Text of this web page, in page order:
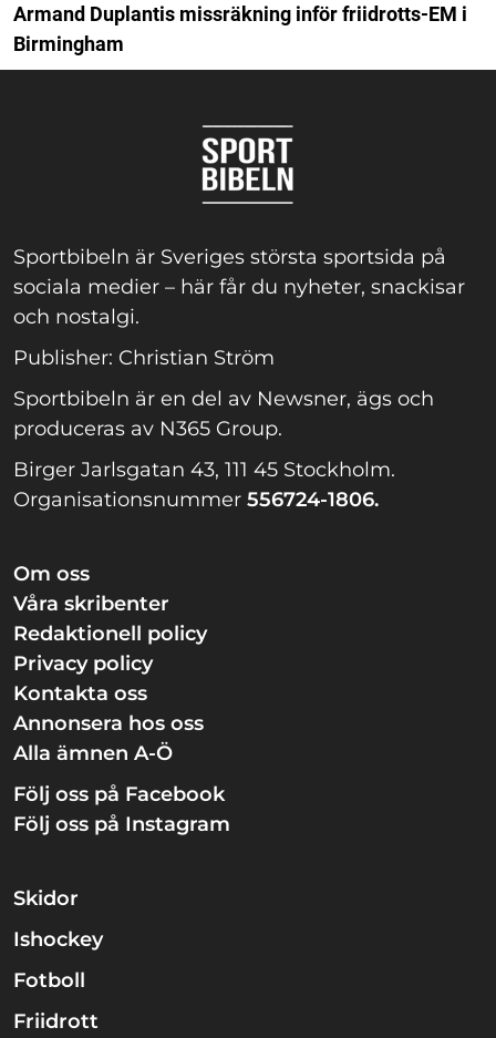
Armand Duplantis missräkning inför friidrotts-EM i
Birmingham
Sportbibeln är Sveriges största sportsida på
sociala medier – här får du nyheter, snackisar
och nostalgi.
Publisher: Christian Ström
Sportbibeln är en del av Newsner, ägs och
produceras av N365 Group.
Birger Jarlsgatan 43, 111 45 Stockholm.
Organisationsnummer 556724-1806.
Om oss
Våra skribenter
Redaktionell policy
Privacy policy
Kontakta oss
Annonsera hos oss
Alla ämnen A-Ö
Följ oss på Facebook
Följ oss på Instagram
Skidor
Ishockey
Fotboll
Friidrott